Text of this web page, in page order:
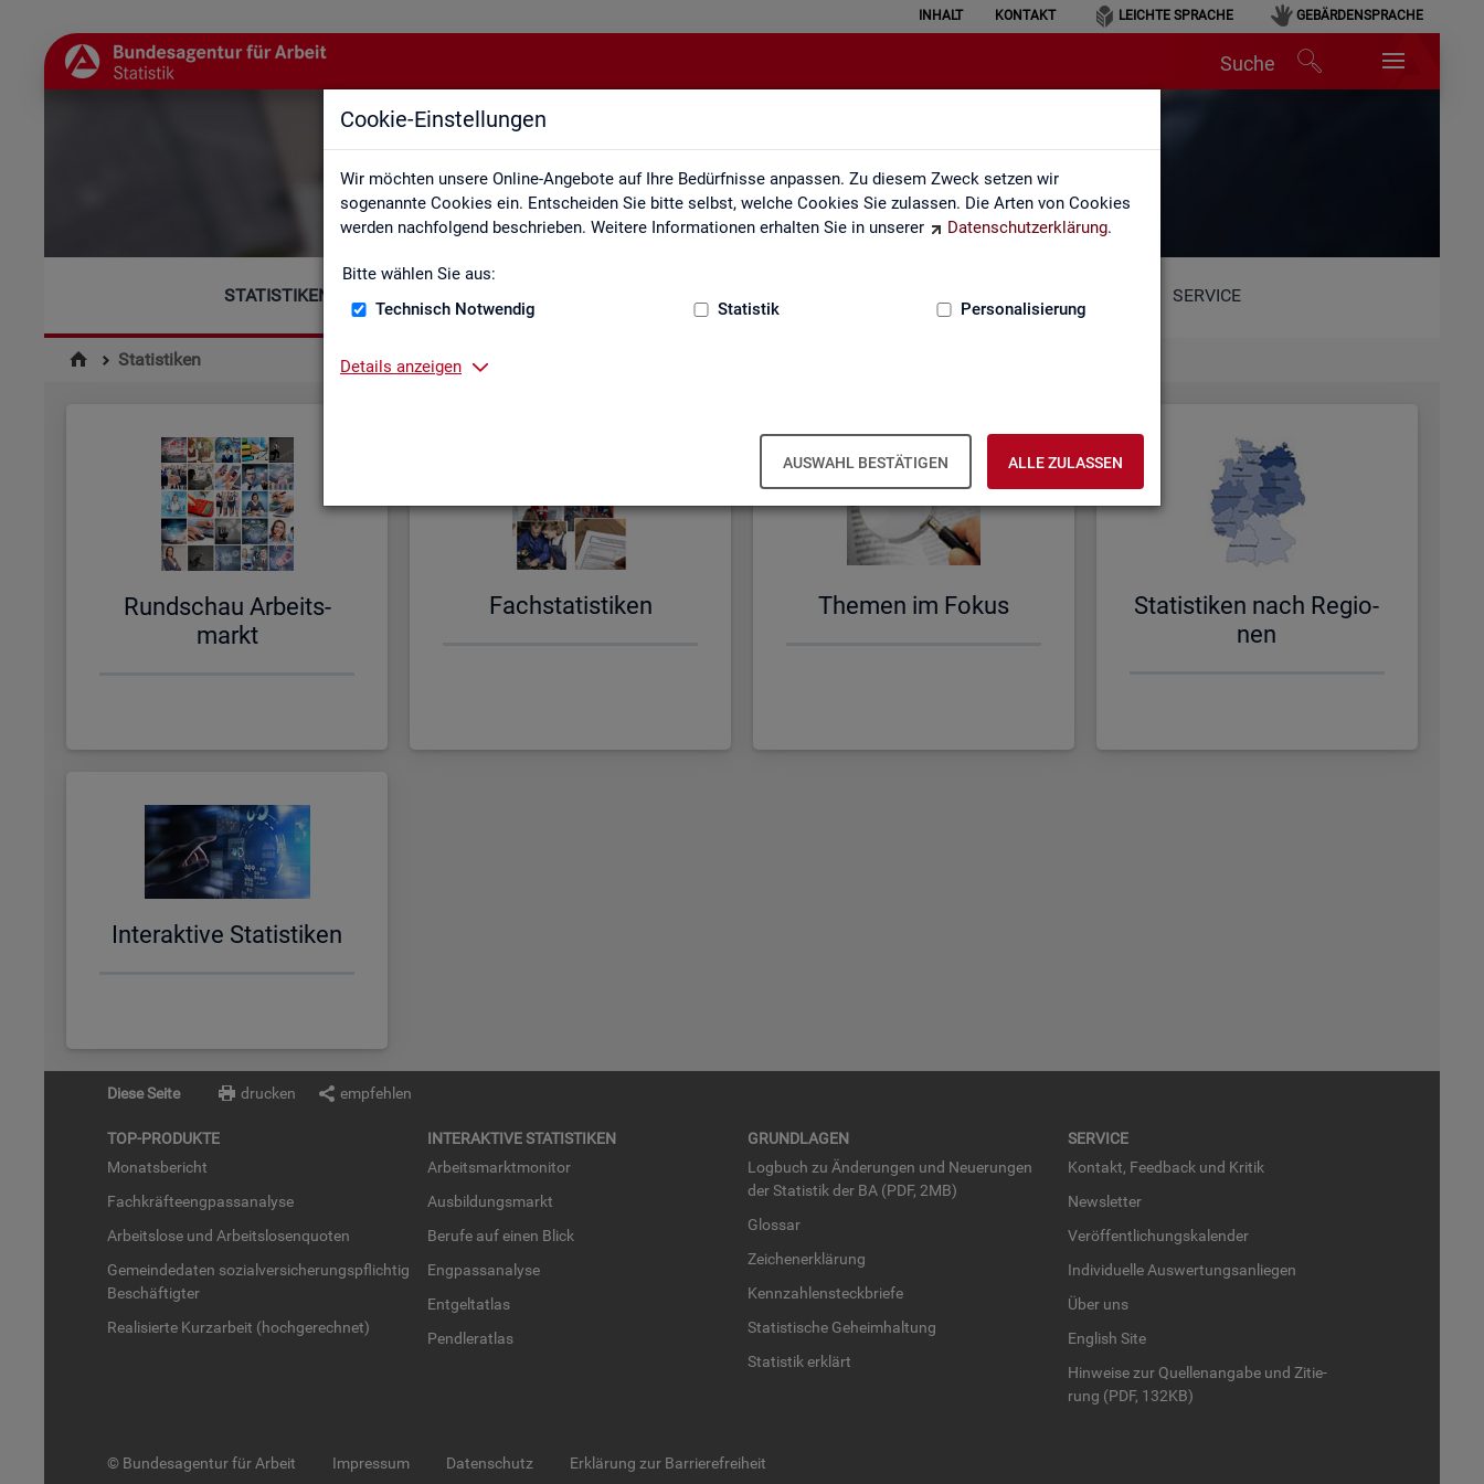
Cookie-Einstellungen
Wir möchten unsere Online-Angebote auf Ihre Bedürfnisse anpassen. Zu diesem Zweck setzen wir
sogenannte Cookies ein. Entscheiden Sie bitte selbst, welche Cookies Sie zulassen. Die Arten von Cookies
werden nachfolgend beschrieben. Weitere Informationen erhalten Sie in unserer
Datenschutzerklärung.
Bitte wählen Sie aus:
Technisch Notwendig
Statistik Personalisierung
Details anzeigen
AUSWAHL BESTÄTIGEN ALLE ZULASSEN
INHALT KONTAKT LEICHTE SPRACHE GEBÄRDENSPRACHE
Suche
Statistiken
STATISTIKEN SERVICE
Statistiken
Rund­schau Ar­beits­
markt
Fach­sta­tis­ti­ken The­men im Fokus
Sta­tis­ti­ken nach Re­gio­
nen
In­ter­ak­ti­ve Sta­tis­ti­ken
Diese Seite drucken empfehlen
TOP-PRO­DUK­TE
Mo­nats­be­richt
Fach­kräf­te­eng­pass­ana­ly­se
Ar­beits­lo­se und Ar­beits­lo­sen­quo­ten
Ge­mein­de­da­ten so­zi­al­ver­si­che­rungs­pflich­tig
Be­schäf­tig­ter
Rea­li­sier­te Kurz­ar­beit (hoch­ge­rech­net)
IN­TER­AK­TI­VE STA­TIS­TI­KEN
Ar­beits­markt­mo­ni­tor
Aus­bil­dungs­markt
Be­ru­fe auf einen Blick
Eng­pass­ana­ly­se
Ent­gel­t­at­las
Pend­ler­at­las
GRUND­LA­GEN
Log­buch zu Än­de­run­gen und Neue­run­gen
der Sta­tis­tik der BA (PDF, 2MB)
Glos­sar
Zei­chen­er­klä­rung
Kenn­zah­len­steck­brie­fe
Sta­tis­ti­sche Ge­heim­hal­tung
Sta­tis­tik er­klärt
SER­VICE
Kon­takt, Feed­back und Kri­tik
News­let­ter
Ver­öf­fent­li­chungs­ka­len­der
In­di­vi­du­el­le Aus­wer­tungs­an­lie­gen
Über uns
English Site
Hin­wei­se zur Quel­len­an­ga­be und Zi­tie­
rung (PDF, 132KB)
© Bundesagentur für Arbeit Impressum Datenschutz Erklärung zur Barrierefreiheit